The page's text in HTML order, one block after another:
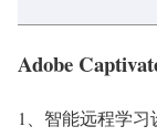
Adobe
1、智能远程学习